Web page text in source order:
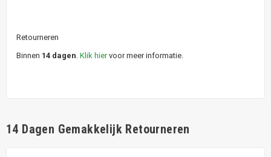
Retourneren
Binnen 14 dagen Klik hiervoor meer informatie.
14 Dagen Gemakkelijk Retourneren